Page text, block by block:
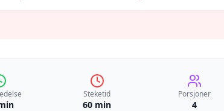
Steketid
60 min
Porsjoner
4